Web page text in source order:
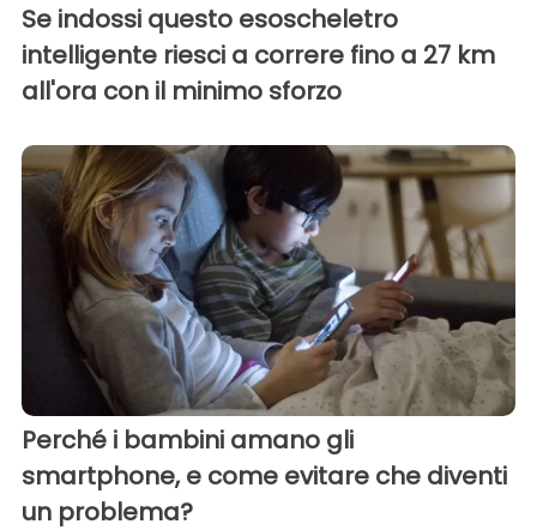
Se indossi questo esoscheletro
intelligente riesci a correre fino a 27 km
all'ora con il minimo sforzo
Perché i bambini amano gli
smartphone, e come evitare che diventi
un problema?